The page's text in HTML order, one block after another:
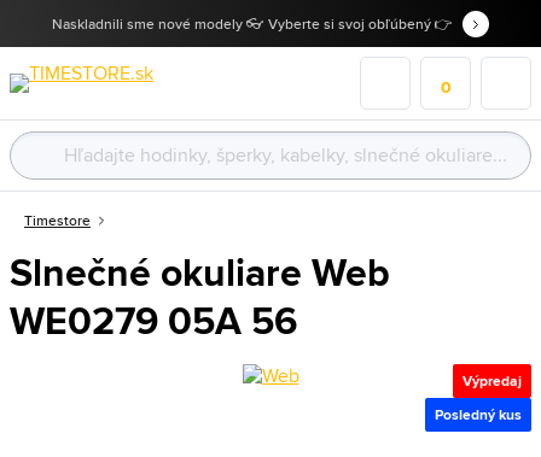
Naskladnili sme nové modely 👓 Vyberte si svoj obľúbený 👉
0
Timestore
Slnečné okuliare Web
WE0279 05A 56
Výpredaj
Posledný kus